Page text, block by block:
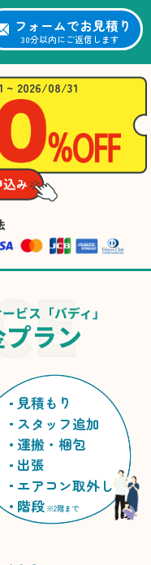
ル可能なものにつ
教えていただき、
の片付けにも役立つ
増えました。また
れば、ぜひお願い
と思っています。
こもったサービスを
がとうございまし
フォームでお見積り
30分以内にご返信します
~ 2026/08/31
ビス「バディ」
ラン
見積もり
スタッフ追加
運搬・梱包
出張
エアコン取外し
階段 ※2階まで